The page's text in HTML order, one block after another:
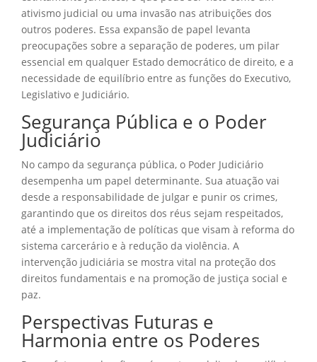
ativismo judicial ou uma invasão nas atribuições dos
outros poderes. Essa expansão de papel levanta
preocupações sobre a separação de poderes, um pilar
essencial em qualquer Estado democrático de direito, e a
necessidade de equilíbrio entre as funções do Executivo,
Legislativo e Judiciário.
Segurança Pública e o Poder
Judiciário
No campo da segurança pública, o Poder Judiciário
desempenha um papel determinante. Sua atuação vai
desde a responsabilidade de julgar e punir os crimes,
garantindo que os direitos dos réus sejam respeitados,
até a implementação de políticas que visam à reforma do
sistema carcerário e à redução da violência. A
intervenção judiciária se mostra vital na proteção dos
direitos fundamentais e na promoção de justiça social e
paz.
Perspectivas Futuras e
Harmonia entre os Poderes